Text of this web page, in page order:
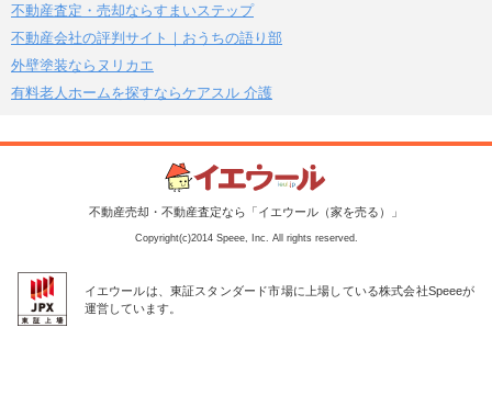
不動産査定・売却ならすまいステップ
不動産会社の評判サイト｜おうちの語り部
外壁塗装ならヌリカエ
有料老人ホームを探すならケアスル 介護
不動産売却・不動産査定なら「イエウール（家を売る）」
Copyright(c)2014 Speee, Inc. All rights reserved.
イエウールは、東証スタンダード市場に上場している株式会社Speeeが
運営しています。